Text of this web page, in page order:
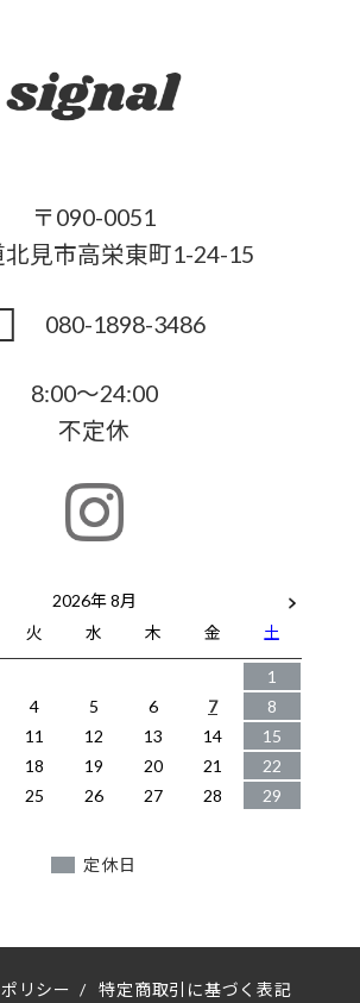
〒090-0051
見市高栄東町1-24-15
080-1898-3486
8:00～24:00
不定休
2026年 8月
火 水 木 金
土
1
4 5 6 7
8
11 12 13 14
15
18 19 20 21
22
25 26 27 28
29
定休日
リシー / 特定商取引に基づく表記